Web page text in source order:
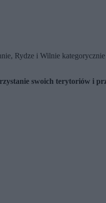
Rydze i Wilnie
swoich terytoriów i